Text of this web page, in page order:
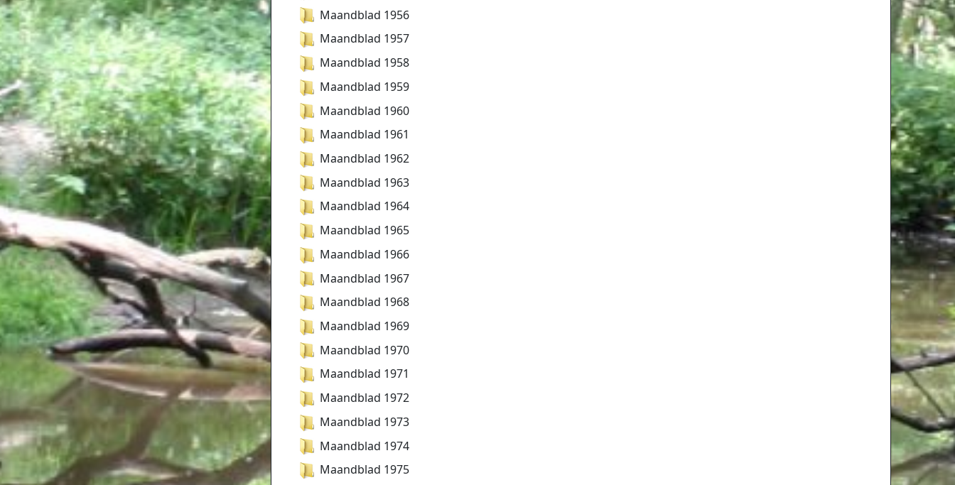
Maandblad 1956
Maandblad 1957
Maandblad 1958
Maandblad 1959
Maandblad 1960
Maandblad 1961
Maandblad 1962
Maandblad 1963
Maandblad 1964
Maandblad 1965
Maandblad 1966
Maandblad 1967
Maandblad 1968
Maandblad 1969
Maandblad 1970
Maandblad 1971
Maandblad 1972
Maandblad 1973
Maandblad 1974
Maandblad 1975